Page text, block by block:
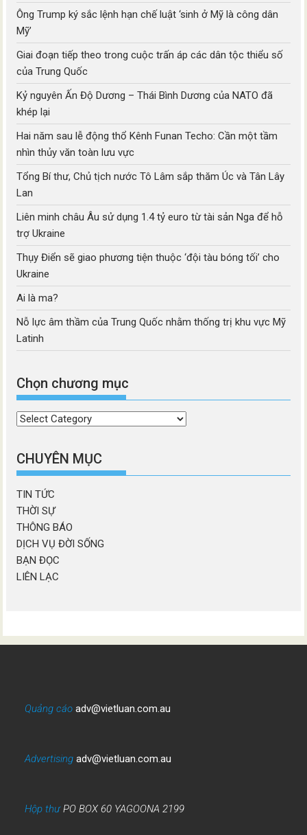
Ông Trump ký sắc lệnh hạn chế luật ‘sinh ở Mỹ là công dân
Mỹ’
Giai đoạn tiếp theo trong cuộc trấn áp các dân tộc thiểu số
của Trung Quốc
Kỷ nguyên Ấn Độ Dương – Thái Bình Dương của NATO đã
khép lại
Hai năm sau lễ động thổ Kênh Funan Techo: Cần một tầm
nhìn thủy văn toàn lưu vực
Tổng Bí thư, Chủ tịch nước Tô Lâm sắp thăm Úc và Tân Lây
Lan
Liên minh châu Âu sử dụng 1.4 tỷ euro từ tài sản Nga để hỗ
trợ Ukraine
Thụy Điển sẽ giao phương tiện thuộc ‘đội tàu bóng tối’ cho
Ukraine
Ai là ma?
Nỗ lực âm thầm của Trung Quốc nhằm thống trị khu vực Mỹ
Latinh
Chọn chương mục
Chọn
mục
CHUYÊN MỤC
TIN TỨC
THỜI SỰ
THÔNG BÁO
DỊCH VỤ ĐỜI SỐNG
BẠN ĐỌC
LIÊN LẠC
Quảng cáo adv@vietluan.com.au
Advertising adv@vietluan.com.au
Hộp thưPO BOX 60 YAGOONA 2199